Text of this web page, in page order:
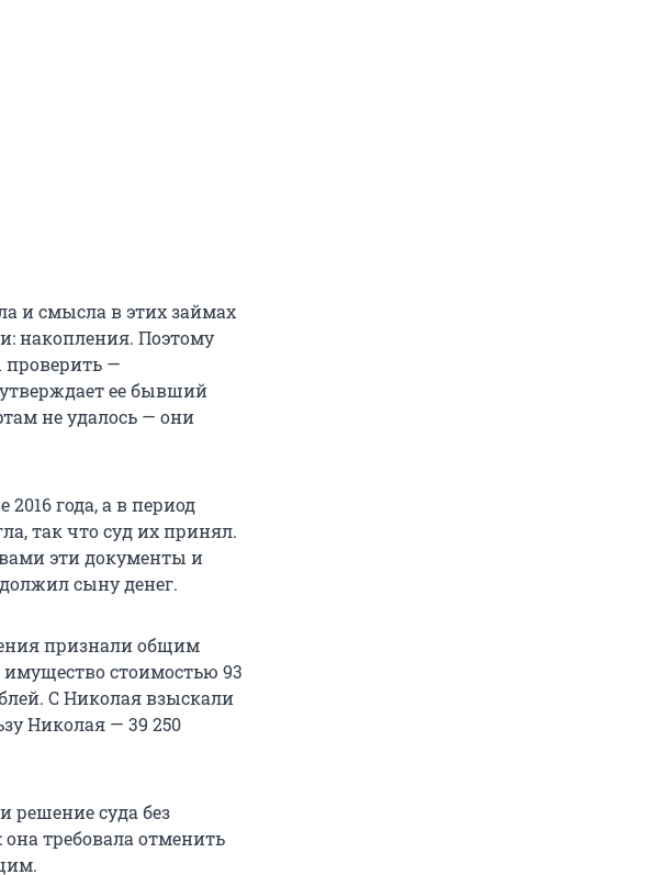
и смысла в этих займах
накопления. Поэтому
проверить —
ее бывший
не удалось — они
года, а в период
так что суд их принял.
эти документы и
сыну денег.
признали общим
стоимостью 93
С Николая взыскали
Николая — 39 250
решение суда без
требовала отменить